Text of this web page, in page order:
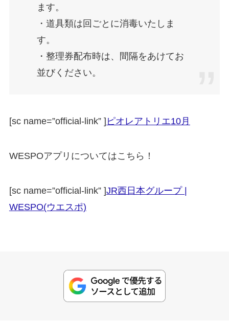
ます。
・道具類は回ごとに消毒いたしま
す。
・整理券配布時は、間隔をあけてお
並びください。
[sc name=”official-link” ] ピオレアトリエ10月
WESPOアプリについてはこちら！
[sc name=”official-link” ]JR西日本グループ |
WESPO(ウエスポ)